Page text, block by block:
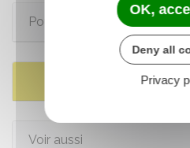
Pour en savoir plus
Services en ligne et
Voir aussi
OK,
Deny all
Privacy